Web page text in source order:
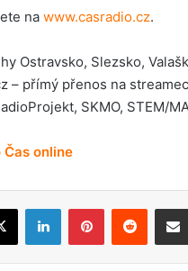
na www.casradio.cz.
Ostravsko, Slezsko,
– přímý přenos na
SKMO, STEM/
online